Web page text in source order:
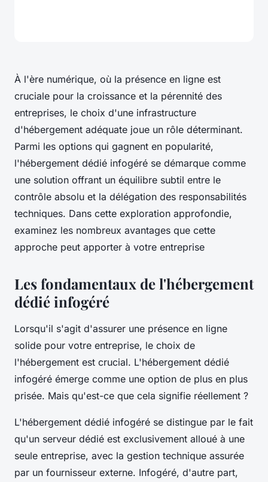
À l'ère numérique, où la présence en ligne est
cruciale pour la croissance et la pérennité des
entreprises, le choix d'une infrastructure
d'hébergement adéquate joue un rôle déterminant.
Parmi les options qui gagnent en popularité,
l'hébergement dédié infogéré se démarque comme
une solution offrant un équilibre subtil entre le
contrôle absolu et la délégation des responsabilités
techniques. Dans cette exploration approfondie,
examinez les nombreux avantages que cette
approche peut apporter à votre entreprise
Les fondamentaux de l'hébergement
dédié infogéré
Lorsqu'il s'agit d'assurer une présence en ligne
solide pour votre entreprise, le choix de
l'hébergement est crucial. L'hébergement dédié
infogéré émerge comme une option de plus en plus
prisée. Mais qu'est-ce que cela signifie réellement ?
L'hébergement dédié infogéré se distingue par le fait
qu'un serveur dédié est exclusivement alloué à une
seule entreprise, avec la gestion technique assurée
par un fournisseur externe. Infogéré, d'autre part,